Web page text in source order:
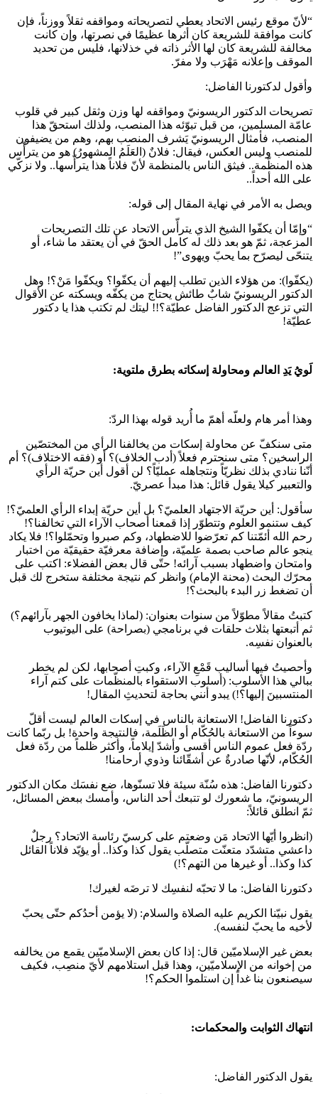
“لأنّ موقع رئيس الاتحاد يعطي لتصريحاته ومواقفه ثقلاً ووزناً، فإن
كانت موافقة للشريعة كان أثرها عظيمًا في نصرتها، وإن كانت
مخالفة للشريعة كان لها الأثر ذاته في خذلانها، فليس من تحديد
الموقف وإعلانه مَهْرَب ولا مفرّ.
وأقول لدكتورنا الفاضل:
تصريحات الدكتور الريسونيّ ومواقفه لها وزن وثقل كبير في قلوب
عامّة المسلمين، من قبل تبوّئه هذا المنصب، ولذلك استحقّ هذا
المنصب، فأمثال الريسونيّ يَشرف المنصب بهم، وهم من يضيفون
للمنصب وليس العكس، فيقال: فلانٌ (العَلَمُ المشهورُ) هو من يترأّس
هذه المنظّمة.. فيثق الناس بالمنظمة لأنّ فلاناً هذا يترأّسها.. ولا نزكّي
على الله أحداً..
ويصل به الأمر في نهاية المقال إلى قوله:
“وإمّا أن يكفّوا الشيخ الذي يترأّس الاتحاد عن تلك التصريحات
المزعجة، ثمّ هو بعد ذلك له كامل الحقّ في أن يعتقد ما شاء، أو
يتنحّى ليصرّح بما يحبّ ويهوى”!
(يكفّوا): من هؤلاء الذين تطلب إليهم أن يكفّوا؟ ويكفّوا مَنْ؟! وهل
الدكتور الريسونيّ شابٌ طائش يحتاج من يكفّه ويسكته عن الأقوال
التي تزعج الدكتور الفاضل عطيّة؟!! ليتك لم تكتب هذا يا دكتور
عطيّة!
لَويُ يَدِ العالم ومحاولة إسكاته بطرق ملتوية:
وهذا أمر هام ولعلّه أهمّ ما أُريد قوله بهذا الردّ:
متى سنكفّ عن محاولة إسكات من يخالفنا الرأي من المختصّين
الراسخين؟ متى سنحترم فعلاً (أدب الخلاف)؟ أو (فقه الاختلاف)؟ أم
أنّنا ننادي بذلك نظريّاً ونتجاهله عمليّاً؟ لن أقول أين حريّة الرأي
والتعبير كيلا يقول قائل: هذا مبدأ عصريّ.
سأقول: أين حريّة الاجتهاد العلميّ؟ بل أين حريّة إبداء الرأي العلميّ؟!
كيف ستنمو العلوم وتتطوّر إذا قمعنا أصحاب الآراء التي تخالفنا؟!
رحم الله أئمّتنا كم تعرّضوا للاضطهاد، وكم صبروا وتحمّلوا؟! فلا يكاد
ينجو عالم صاحب بصمة علميّة، وإضافة معرفيّة حقيقيّة من اختبار
وامتحان واضطهاد بسبب آرائه! حتّى قال بعض الفضلاء: اكتب على
محرّك البحث (محنة الإمام) وانظر كم نتيجة مختلفة ستخرج لك قبل
أن تضغط زر البدء بالبحث؟!
كتبتُ مقالاً مطوّلاً من سنوات بعنوان: (لماذا يخافون الجهر بآرائهم؟)
ثم أتبعتها بثلاث حلقات في برنامجي (بصراحة) على اليوتيوب
بالعنوان نفسِه.
وأحصيتُ فيها أساليب قَمْعِ الآراء، وكبتِ أصحابها، لكن لم يخطر
ببالي هذا الأسلوب: (أسلوب الاستقواء بالمنظّمات على كتم آراء
المنتسبينَ إليها؟!) يبدو أنني بحاجة لتحديثِ المقال!
دكتورنا الفاضل! الاستعانة بالناس في إسكات العالم ليست أقلّ
سوءاً من الاستعانة بالحُكّام أو الظَلَمة، فالنتيجة واحدة! بل ربّما كانت
ردّة فعل عموم الناس أقسى وأشدّ إيلاماً، وأكثر ظلماً من ردّة فعل
الحُكّام، لأنّها صادرةٌ عن أشقّائنا وذوي أرحامنا!
دكتورنا الفاضل: هذه سُنّة سيئة فلا تسنّوها، ضع نفسَك مكان الدكتور
الريسونيّ، ما شعورك لو تتبعك أحد الناس، وأمسك ببعض المسائل،
ثمّ انطلق قائلاً:
(انظروا أيّها الاتحاد مَن وضعتم على كرسيّ رئاسة الاتحاد؟ رجلٌ
داعشي متشدّد متعنّت متصلّب يقول كذا وكذا.. أو يؤيّد فلاناً القائل
كذا وكذا.. أو غيرها من التهم؟!)
دكتورنا الفاضل: ما لا تحبّه لنفسِك لا ترضَه لغيرك!
يقول نبيّنا الكريم عليه الصلاة والسلام: (لا يؤمن أحدُكم حتّى يحبّ
لأخيه ما يحبّ لنفسه).
بعض غير الإسلاميّين قال: إذا كان بعض الإسلاميّين يقمع من يخالفه
من إخوانه من الإسلاميّين، وهذا قبل استلامهم لأيّ منصِب، فكيف
سيصنعون بنا غداً إن استلموا الحكم؟!
انتهاك الثوابت والمحكمات:
يقول الدكتور الفاضل: